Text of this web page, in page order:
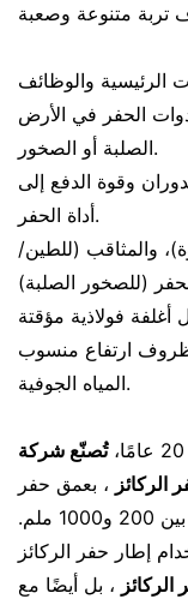
الرئيسية والوظائف
الحفر في الأرض
الصلبة أو الصخور.
وقوة الدفع إلى
أداة الحفر.
والمثاقب (للطين/
فولاذية مؤقتة
ظروف ارتفاع منسوب
المياه الجوفية.
تُصنّع شركة T-works آلات حفر
الركائز ، بعمق حفر
يتراوح بين 15 و45 مترًا، وبأقطار تتراوح بين 200 و1000 ملم.
إطار حفر الركائز
، بل أيضًا مع